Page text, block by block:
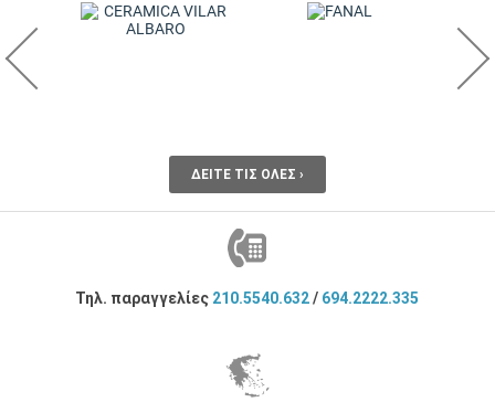
ΔΕΊΤΕ ΤΙΣ ΌΛΕΣ ›
Τηλ. παραγγελίες 210.5540.632/ 694.2222.335